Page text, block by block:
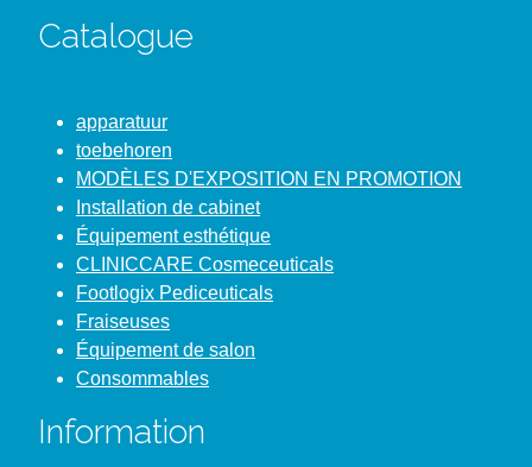
Catalogue
apparatuur
toebehoren
MODÈLES D'EXPOSITION EN PROMOTION
Installation de cabinet
Équipement esthétique
CLINICCARE Cosmeceuticals
Footlogix Pediceuticals
Fraiseuses
Équipement de salon
Consommables
Information